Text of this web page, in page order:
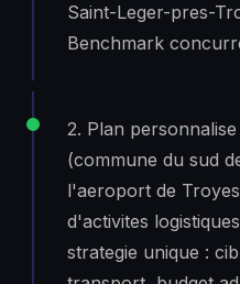
Saint-Leger-pres-
Benchmark
2. Plan
(commune du sud
l'aeroport de
d'activites
strategie unique :